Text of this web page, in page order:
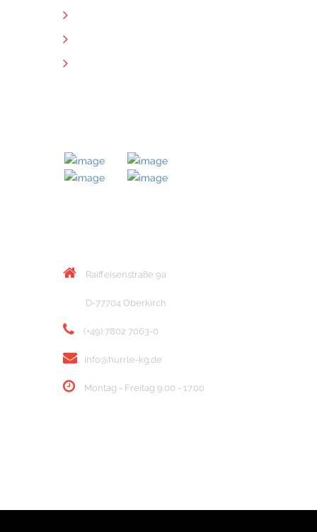
Raiffeisenstraße 9a
D-77704 Oberkirch
(+49) 7802 7063-0
info@hurrle-kg.de
Montag - Freitag 9.00 - 17.00